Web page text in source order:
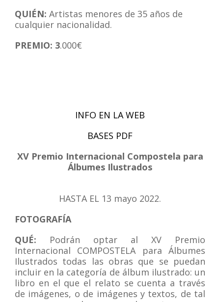
QUIÉN: Artistas menores de 35 años de
cualquier nacionalidad.
PREMIO: 3.000€
INFO EN LA WEB
BASES PDF
XV Premio Internacional Compostela para
Álbumes Ilustrados
HASTA EL 13 mayo 2022.
FOTOGRAFÍA
QUÉ: Podrán optar al XV Premio
Internacional COMPOSTELA para Álbumes
Ilustrados todas las obras que se puedan
incluir en la categoría de álbum ilustrado: un
libro en el que el relato se cuenta a través
de imágenes, o de imágenes y textos, de tal